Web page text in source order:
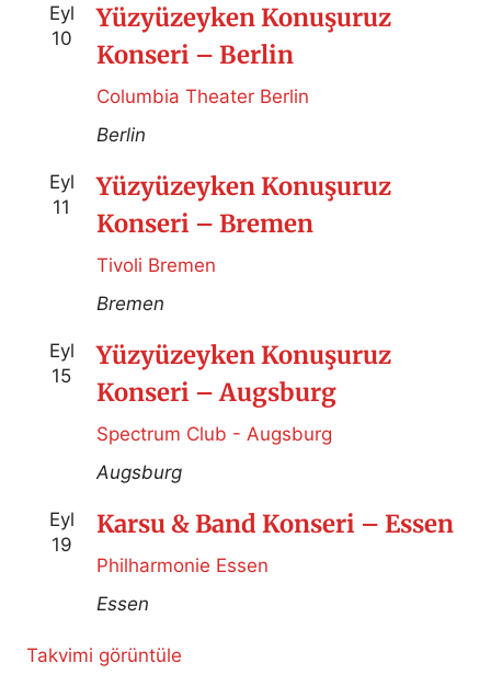
Eyl
10
Yüzyüzeyken Konuşuruz
Konseri – Berlin
Columbia Theater Berlin
Berlin
Eyl
11
Yüzyüzeyken Konuşuruz
Konseri – Bremen
Tivoli Bremen
Bremen
Eyl
15
Yüzyüzeyken Konuşuruz
Konseri – Augsburg
Spectrum Club - Augsburg
Augsburg
Eyl
19
Karsu & Band Konseri – Essen
Philharmonie Essen
Essen
Takvimi görüntüle